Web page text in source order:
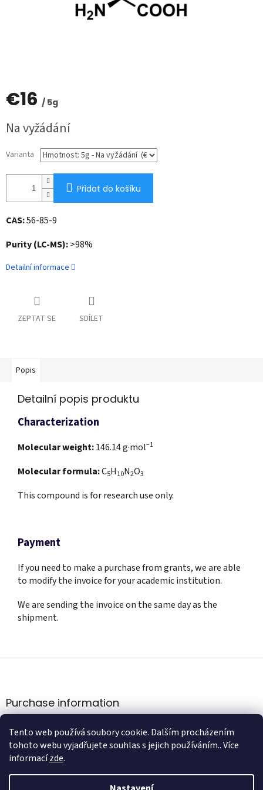
Tento web používá soubory cookie. Dalším procházením
tohoto webu vyjadřujete souhlas s jejich používáním.. Více
informacízde.
€16 / 5g
cena:
Na vyžádání
Varianta
Přidat do košíku
CAS:56-85-9
Purity (LC-MS):>98%
Detailní informace
ZEPTAT SE SDÍLET
Popis
Detailní popis produktu
Characterization
Molecular weight:146.14g·mol−1
Molecular formula:C5H10N2O3
This compound is for research use only.
Payment
If you need to make a purchase from grants, we are able
to modify the invoice for your academic institution.
We are sending the invoice on the same day as the
shipment.
Z
a
t
Purchase information
Podmínky ochrany osobních údajů